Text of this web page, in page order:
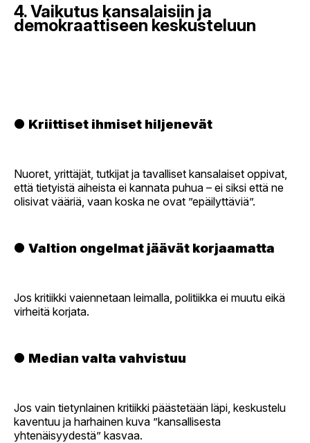
4. Vaikutus kansalaisiin ja
demokraattiseen keskusteluun
● Kriittiset ihmiset hiljenevät
Nuoret, yrittäjät, tutkijat ja tavalliset kansalaiset oppivat,
että tietyistä aiheista ei kannata puhua – ei siksi että ne
olisivat vääriä, vaan koska ne ovat ”epäilyttäviä”.
● Valtion ongelmat jäävät korjaamatta
Jos kritiikki vaiennetaan leimalla, politiikka ei muutu eikä
virheitä korjata.
● Median valta vahvistuu
Jos vain tietynlainen kritiikki päästetään läpi, keskustelu
kaventuu ja harhainen kuva ”kansallisesta
yhtenäisyydestä” kasvaa.